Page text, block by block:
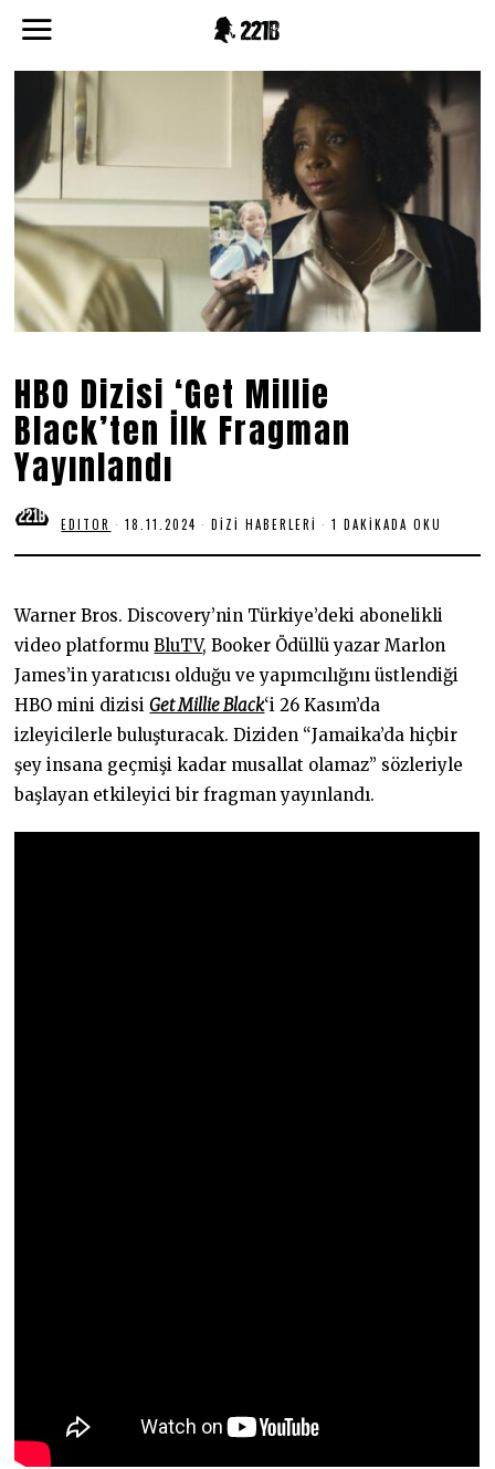
HBO Dizisi ‘Get Millie
Black’ten İlk Fragman
Yayınlandı
EDITOR 18.11.2024 1
.
.
2
0
2
4
DIZI HABERLERI 1 DAKIKADA OKU
Warner Bros. Discovery’nin Türkiye’deki abonelikli
video platformuBluTV, Booker Ödüllü yazar Marlon
James’in yaratıcısı olduğu ve yapımcılığını üstlendiği
HBO mini dizisiGet Millie Black‘i 26 Kasım’da
izleyicilerle buluşturacak. Diziden “Jamaika’da hiçbir
şey insana geçmişi kadar musallat olamaz” sözleriyle
başlayan etkileyici bir fragman yayınlandı.